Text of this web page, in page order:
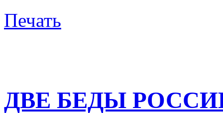
Печать
ДВЕ БЕДЫ